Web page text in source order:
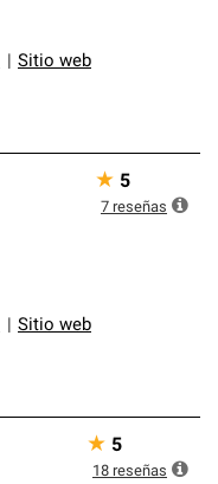
Sitio web
Sitio web
★ 5
7 reseñas
★ 5
18 reseñas